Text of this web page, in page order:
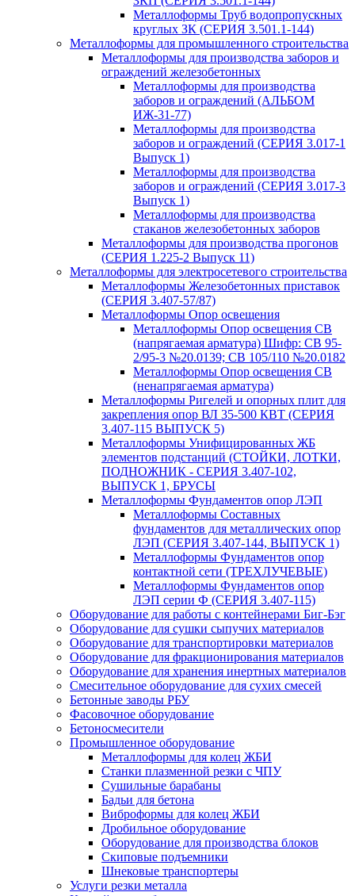
Металлоформы Труб водопропускных
круглых ЗК (СЕРИЯ 3.501.1-144)
Металлоформы для промышленного строительства
Металлоформы для производства заборов и
ограждений железобетонных
Металлоформы для производства
заборов и ограждений (АЛЬБОМ
ИЖ-31-77)
Металлоформы для производства
заборов и ограждений (СЕРИЯ 3.017-1
Выпуск 1)
Металлоформы для производства
заборов и ограждений (СЕРИЯ 3.017-3
Выпуск 1)
Металлоформы для производства
стаканов железобетонных заборов
Металлоформы для производства прогонов
(СЕРИЯ 1.225-2 Выпуск 11)
Металлоформы для электросетевого строительства
Металлоформы Железобетонных приставок
(СЕРИЯ 3.407-57/87)
Металлоформы Опор освещения
Металлоформы Опор освещения СВ
(напрягаемая арматура) Шифр: СВ 95-
2/95-3 №20.0139; СВ 105/110 №20.0182
Металлоформы Опор освещения СВ
(ненапрягаемая арматура)
Металлоформы Ригелей и опорных плит для
закрепления опор ВЛ 35-500 КВТ (СЕРИЯ
3.407-115 ВЫПУСК 5)
Металлоформы Унифицированных ЖБ
элементов подстанций (СТОЙКИ, ЛОТКИ,
ПОДНОЖНИК - СЕРИЯ 3.407-102,
ВЫПУСК 1, БРУСЫ
Металлоформы Фундаментов опор ЛЭП
Металлоформы Составных
фундаментов для металлических опор
ЛЭП (СЕРИЯ 3.407-144, ВЫПУСК 1)
Металлоформы Фундаментов опор
контактной сети (ТРЕХЛУЧЕВЫЕ)
Металлоформы Фундаментов опор
ЛЭП серии Ф (СЕРИЯ 3.407-115)
Оборудование для работы с контейнерами Биг-Бэг
Оборудование для сушки сыпучих материалов
Оборудование для транспортировки материалов
Оборудование для фракционирования материалов
Оборудование для хранения инертных материалов
Смесительное оборудование для сухих смесей
Бетонные заводы РБУ
Фасовочное оборудование
Бетоносмесители
Промышленное оборудование
Металлоформы для колец ЖБИ
Станки плазменной резки с ЧПУ
Сушильные барабаны
Бадьи для бетона
Виброформы для колец ЖБИ
Дробильное оборудование
Оборудование для производства блоков
Скиповые подъемники
Шнековые транспортеры
Услуги резки металла